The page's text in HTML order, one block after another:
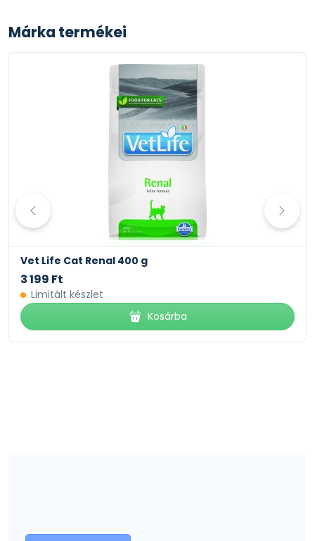
Márka termékei
Vet Life Cat Renal 400 g
3 199 Ft
Limitált készlet
Kosárba